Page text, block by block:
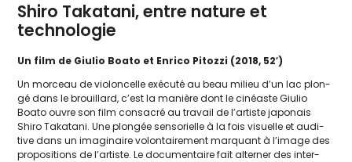
Shiro Takatani, entre nature et
technologie
Un film de Giulio Boato et Enrico Pitozzi (2018, 52′)
Un mor­ceau de vio­lon­celle exé­cu­té au beau milieu d’un lac plon­
gé dans le brouillard, c’est la manière dont le cinéaste Giulio
Boato ouvre son film consa­cré au tra­vail de l’artiste japo­nais
Shiro Takatani. Une plon­gée sen­so­rielle à la fois visuelle et audi­
tive dans un ima­gi­naire volon­tai­re­ment mar­quant à l’i­mage des
pro­po­si­tions de l’ar­tiste. Le docu­men­taire fait alter­ner des inter­